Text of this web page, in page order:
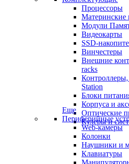
Процессоры
Материнские
Модули
Видеокарты
SSD-
Винчестеры
Внешние
racks
Station
Блоки
Корпуса и
Оптические
Кулеры и
Еще
Периферийные
Web-камеры
Колонки
Наушники и
Клавиатуры